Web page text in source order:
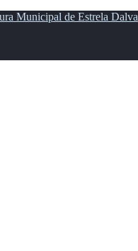
Municipal de Estrela Dalva